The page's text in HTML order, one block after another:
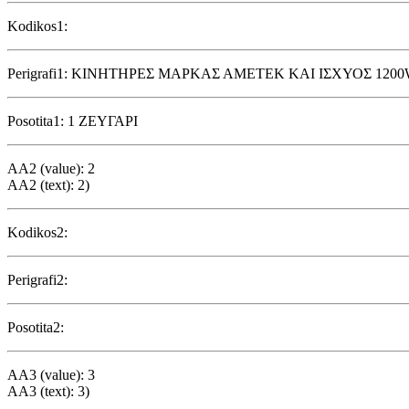
Kodikos1:
Perigrafi1: ΚΙΝΗΤΗΡΕΣ ΜΑΡΚΑΣ ΑΜΕΤΕΚ ΚΑΙ ΙΣΧΥΟΣ
Posotita1: 1 ΖΕΥΓΑΡΙ
AA2 (value): 2
AA2 (text): 2)
Kodikos2:
Perigrafi2:
Posotita2:
AA3 (value): 3
AA3 (text): 3)